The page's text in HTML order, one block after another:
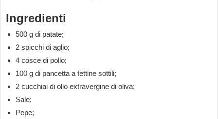
Ingredienti
500 g di patate;
2 spicchi di aglio;
4 cosce di pollo;
100 g di pancetta a fettine sottili;
2 cucchiai di olio extravergine di oliva;
Sale;
Pepe;